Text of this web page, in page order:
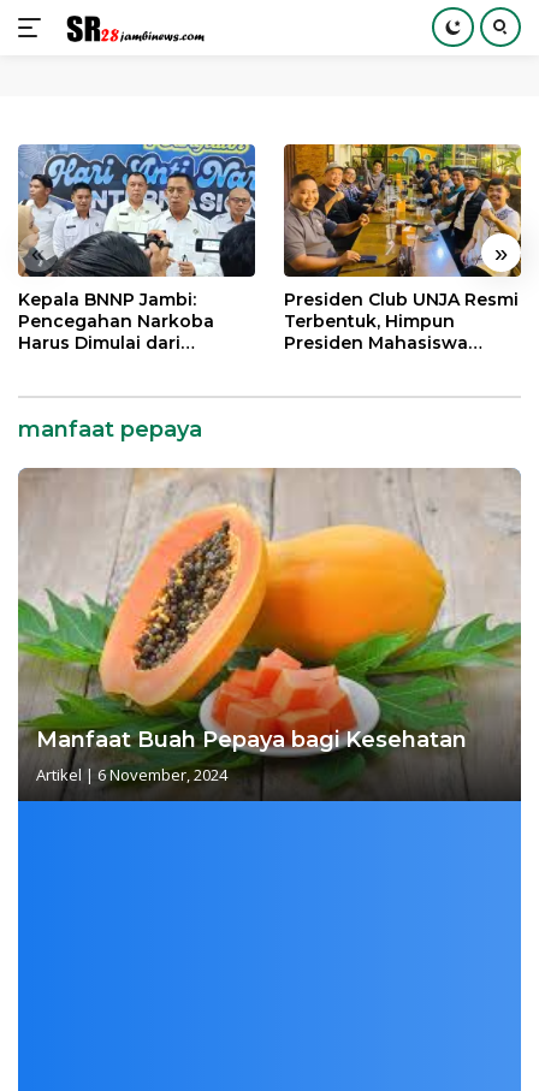
konten
« »
Kepala BNNP Jambi:
Pencegahan Narkoba
Harus Dimulai dari
Presiden Club UNJA Resmi
Terbentuk, Himpun
Presiden Mahasiswa
manfaat pepaya
Manfaat Buah Pepaya bagi Kesehatan
Artikel | 6 November, 2024